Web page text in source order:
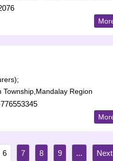
Township,Mandalay Region
6 7 8 9 ...